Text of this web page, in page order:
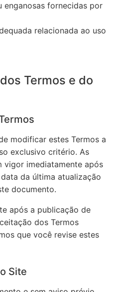
enganosas fornecidas por
relacionada ao uso
Termos e do
modificar estes Termos a
exclusivo critério. As
vigor imediatamente após
da última atualização
documento.
após a publicação de
dos Termos
que você revise estes
Site